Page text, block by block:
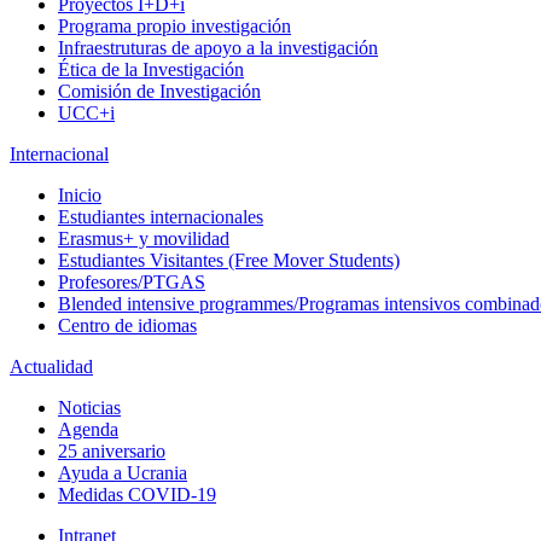
Proyectos I+D+i
Programa propio investigación
Infraestruturas de apoyo a la investigación
Ética de la Investigación
Comisión de Investigación
UCC+i
Internacional
Inicio
Estudiantes internacionales
Erasmus+ y movilidad
Estudiantes Visitantes (Free Mover Students)
Profesores/PTGAS
Blended intensive programmes/Programas intensivos
Centro de idiomas
Actualidad
Noticias
Agenda
25 aniversario
Ayuda a Ucrania
Medidas COVID-19
Intranet